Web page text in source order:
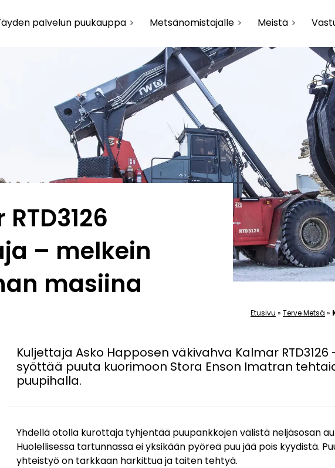
palvelun puukauppa Metsänomistajalle Meistä
– melkein
masiina
Etusivu » Terve Metsä »
Kuljettaja Asko Happosen väkivahva Kalmar
syöttää puuta kuorimoon Stora Enson Imatran
puupihalla.
Yhdellä otolla kurottaja tyhjentää puupankkojen välistä neljäsosan
Huolellisessa tartunnassa ei yksikään pyöreä puu jää pois kyydistä.
yhteistyö on tarkkaan harkittua ja taiten tehtyä.